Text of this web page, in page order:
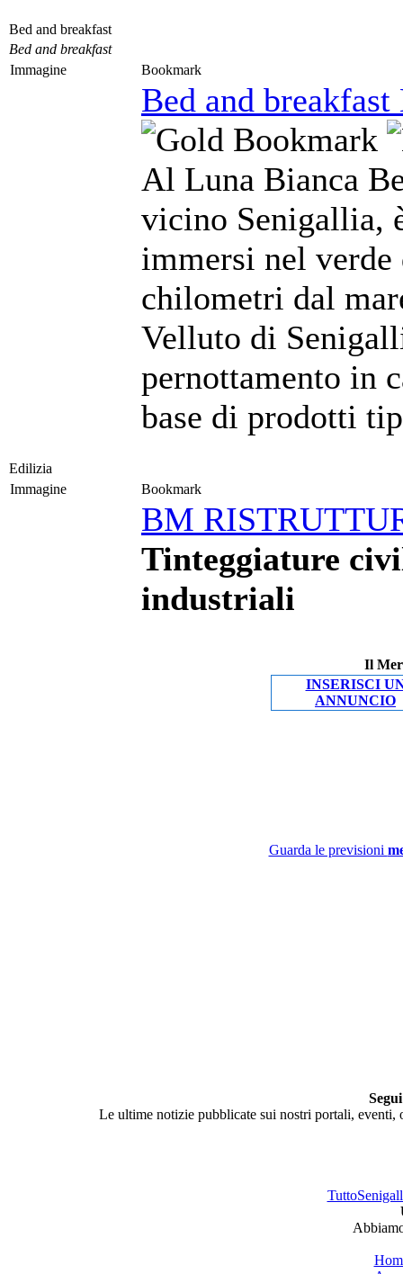
Bed and breakfast
Bed and breakfast
Immagine
Bookmark
Bed and
Al Luna Bianca
vicino Senigallia,
immersi nel
chilometri dal
Velluto di
pernottamento in
base di prodotti
Edilizia
Immagine
Bookmark
BM
Tinteggiature
industriali
Il
INSERISCI
ANNUNCIO
Guarda le previsioni
Le ultime notizie pubblicate sui nostri portali,